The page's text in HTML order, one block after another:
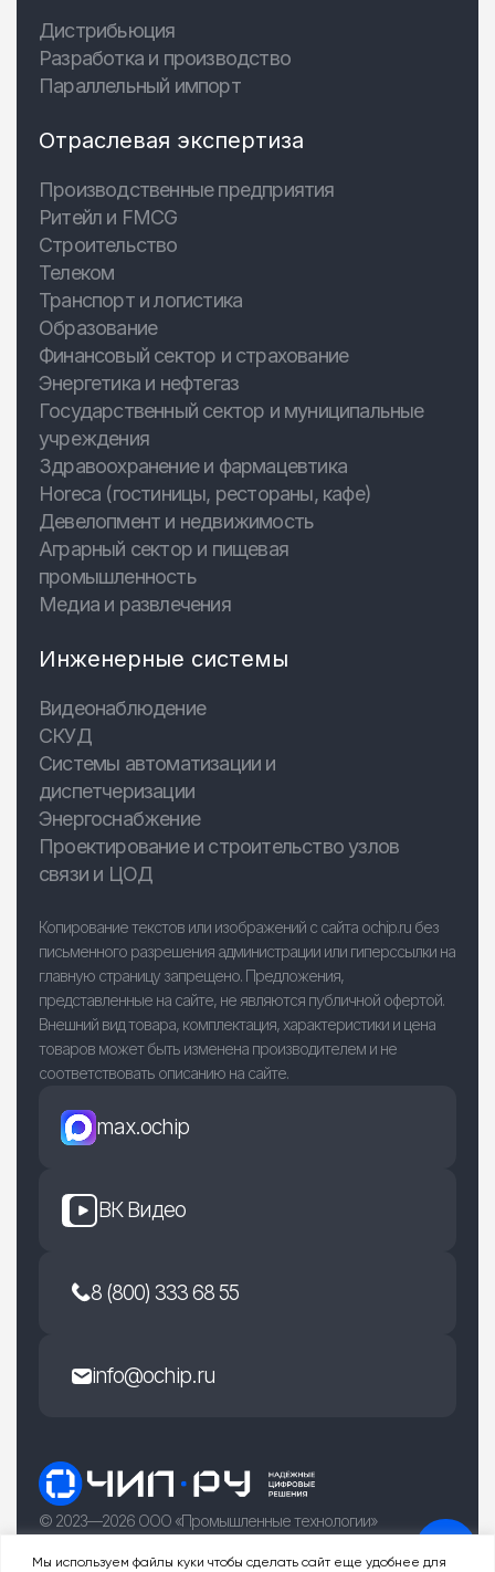
Мы используем файлы куки чтобы сделать сайт еще удобнее для
Дистрибьюция
Разработка и производство
Параллельный импорт
Отраслевая экспертиза
Производственные предприятия
Ритейл и FMCG
Строительство
Телеком
Транспорт и логистика
Образование
Финансовый сектор и страхование
Энергетика и нефтегаз
Государственный сектор и муниципальные
учреждения
Здравоохранение и фармацевтика
Horeca (гостиницы, рестораны, кафе)
Девелопмент и недвижимость
Аграрный сектор и пищевая
промышленность
Медиа и развлечения
Инженерные системы
Видеонаблюдение
СКУД
Системы автоматизации и
диспетчеризации
Энергоснабжение
Проектирование и строительство узлов
связи и ЦОД
Копирование текстов или изображений с сайта ochip.ru без
письменного разрешения администрации или гиперссылки на
главную страницу запрещено. Предложения,
представленные на сайте, не являются публичной офертой.
Внешний вид товара, комплектация, характеристики и цена
товаров может быть изменена производителем и не
соответствовать описанию на сайте.
max.ochip
ВК Видео
8 (800) 333 68 55
info@ochip.ru
© 2023—2026 ООО «Промышленные технологии»